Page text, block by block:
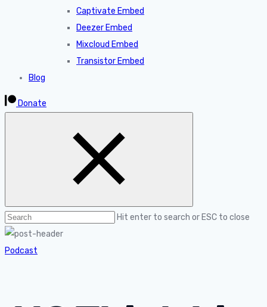
Captivate Embed
Deezer Embed
Mixcloud Embed
Transistor Embed
Blog
Donate
Hit enter to search or ESC to close
Podcast